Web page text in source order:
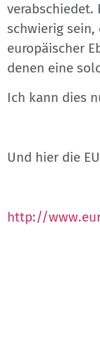
verabschiedet.
schwierig
europäischer
denen eine
Ich kann dies
Und hier die
http://